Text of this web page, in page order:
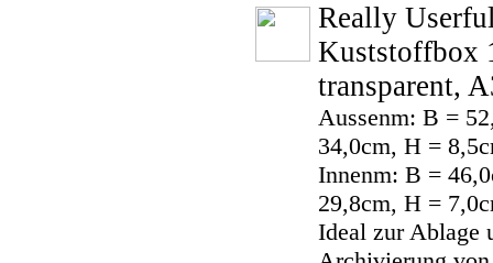
Really
Kuststoffbox
transparent,
Aussenm: B =
34,0cm, H =
Innenm: B =
29,8cm, H =
Ideal zur Ablage